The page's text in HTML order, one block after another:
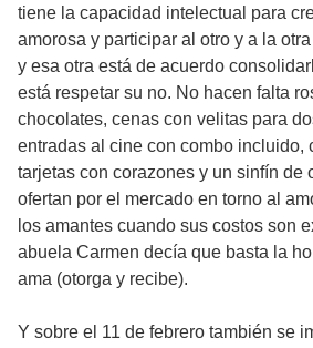
tiene la capacidad intelectual para
amorosa y participar al otro y a la
y esa otra está de acuerdo
está respetar su no. No hacen falta
chocolates, cenas con velitas para
entradas al cine con combo incluido,
tarjetas con corazones y un sinfín de
ofertan por el mercado en torno al
los amantes cuando sus costos son
abuela Carmen decía que basta la
ama (otorga y recibe).
Y sobre el 11 de febrero también se